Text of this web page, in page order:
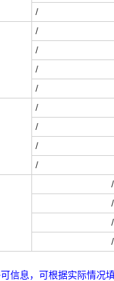
/
/
/
/
/
/
/
/
/
/
/
/
/
信息，可根据实际情况